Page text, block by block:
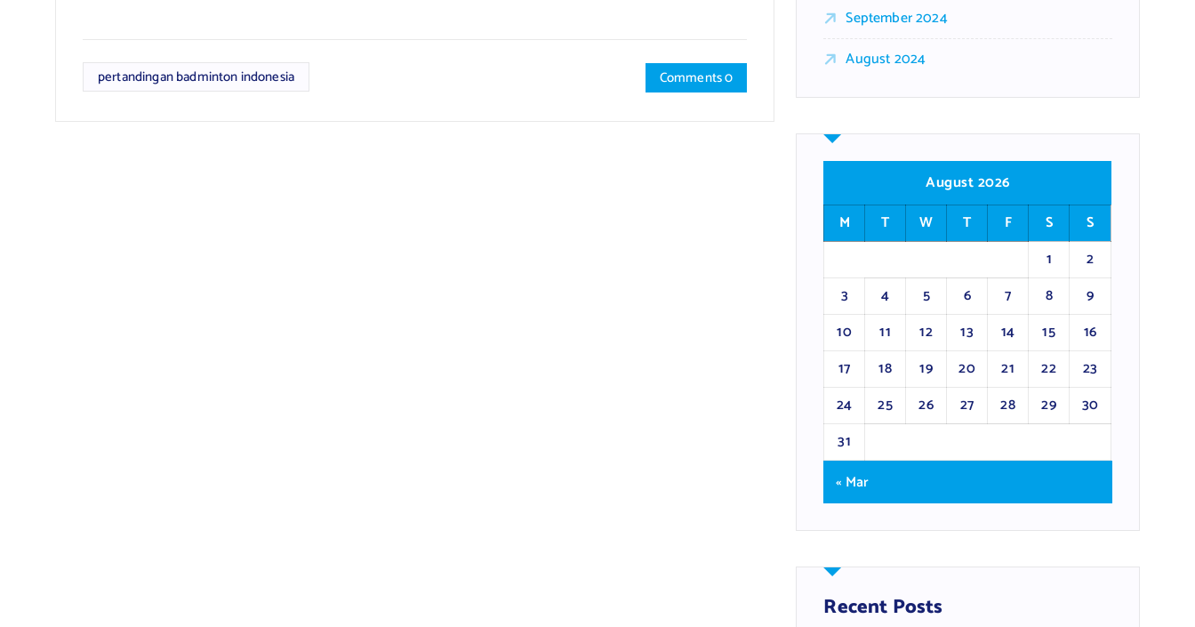
pertandingan badminton indonesia Comments 0
September 2024
August 2024
August 2026
M
T W T F S
S
1
2
3
4 5 6 7 8
9
10
11 12 13 14 15
16
17
18 19 20 21 22
23
24
25 26 27 28 29
30
31
« Mar
Recent Posts